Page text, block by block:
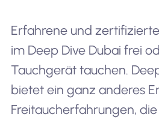
Erfahrene und
im Deep Dive Dubai frei
Tauchgerät tauchen.
bietet ein ganz anderes
Freitaucherfahrungen,